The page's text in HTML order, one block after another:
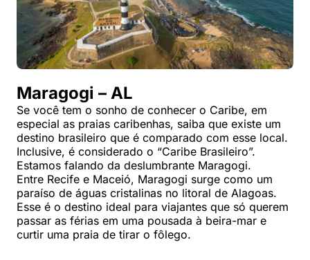
Maragogi – AL
Se você tem o sonho de conhecer o Caribe, em
especial as praias caribenhas, saiba que existe um
destino brasileiro que é comparado com esse local.
Inclusive, é considerado o “Caribe Brasileiro”.
Estamos falando da deslumbrante Maragogi.
Entre Recife e Maceió, Maragogi surge como um
paraíso de águas cristalinas no litoral de Alagoas.
Esse é o destino ideal para viajantes que só querem
passar as férias em uma pousada à beira-mar e
curtir uma praia de tirar o fôlego.